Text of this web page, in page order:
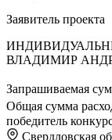
Заявитель проекта
ВЛАДИМИР
Запрашиваемая
Общая сумма
победитель
Свердловская